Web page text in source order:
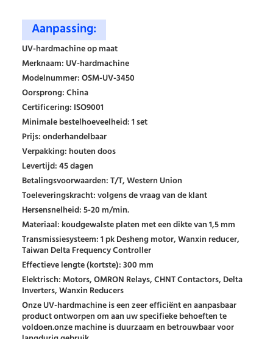
Aanpassing:
UV-hardmachine op maat
Merknaam: UV-hardmachine
Modelnummer: OSM-UV-3450
Oorsprong: China
Certificering: ISO9001
Minimale bestelhoeveelheid: 1 set
Prijs: onderhandelbaar
Verpakking: houten doos
Levertijd: 45 dagen
Betalingsvoorwaarden: T/T, Western Union
Toeleveringskracht: volgens de vraag van de klant
Hersensnelheid: 5-20 m/min.
Materiaal: koudgewalste platen met een dikte van 1,5 mm
Transmissiesysteem: 1 pk Desheng motor, Wanxin reducer,
Taiwan Delta Frequency Controller
Effectieve lengte (kortste): 300 mm
Elektrisch: Motors, OMRON Relays, CHNT Contactors, Delta
Inverters, Wanxin Reducers
Onze UV-hardmachine is een zeer efficiënt en aanpasbaar
product ontworpen om aan uw specifieke behoeften te
voldoen.onze machine is duurzaam en betrouwbaar voor